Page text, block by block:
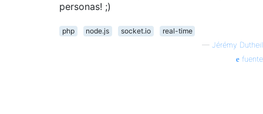
personas! ;)
php node.js socket.io
real-time
— Jérémy Dutheil
fuente